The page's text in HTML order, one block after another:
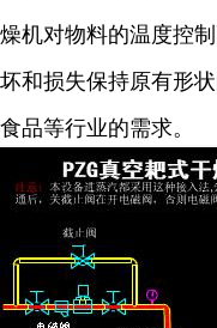
燥机对物料的温度控
坏和损失保持原有形
食品等行业的需求。